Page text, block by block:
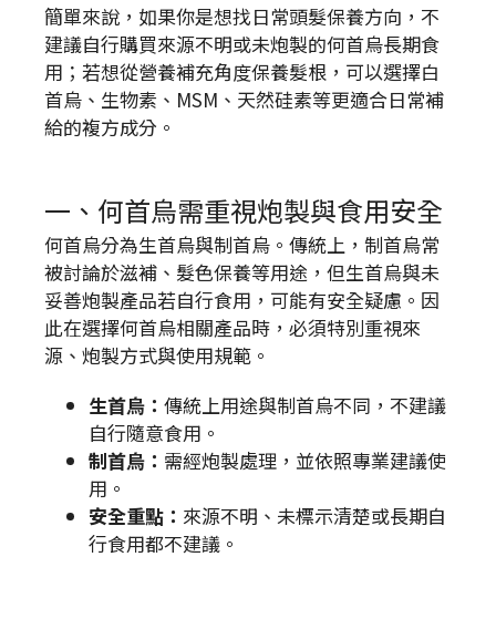
簡單來說，如果你是想找日常頭髮保養方向，不
建議自行購買來源不明或未炮製的何首烏長期食
用；若想從營養補充角度保養髮根，可以選擇白
首烏、生物素、MSM、天然硅素等更適合日常補
給的複方成分。
一、何首烏需重視炮製與食用安全
何首烏分為生首烏與制首烏。傳統上，制首烏常
被討論於滋補、髮色保養等用途，但生首烏與未
妥善炮製產品若自行食用，可能有安全疑慮。因
此在選擇何首烏相關產品時，必須特別重視來
源、炮製方式與使用規範。
生首烏： 傳統上用途與制首烏不同，不建議
自行隨意食用。
制首烏： 需經炮製處理，並依照專業建議使
用。
安全重點： 來源不明、未標示清楚或長期自
行食用都不建議。